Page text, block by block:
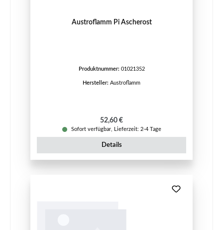
Austroflamm Pi Ascherost
Produktnummer: 01021352
Hersteller: Austroflamm
Regulärer Preis:
52,60 €
Sofort verfügbar, Lieferzeit: 2-4 Tage
Details